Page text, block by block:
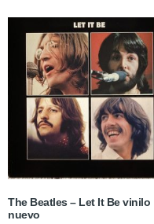
The Beatles – Let It Be vinilo
nuevo